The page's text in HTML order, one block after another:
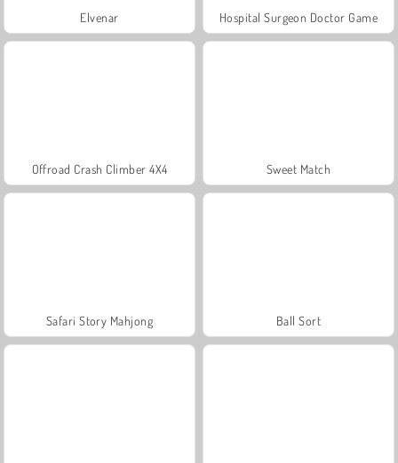
Elvenar Hospital Surgeon Doctor Game
Offroad Crash Climber 4X4 Sweet Match
Safari Story Mahjong Ball Sort